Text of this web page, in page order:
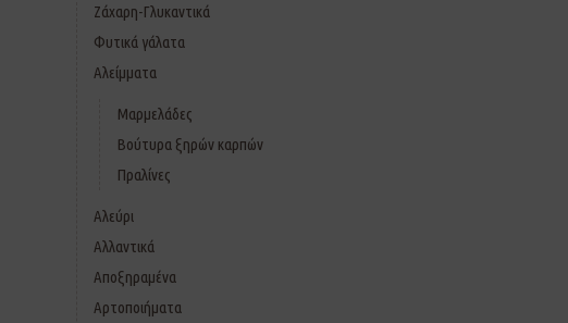
Ζάχαρη-Γλυκαντικά
Φυτικά γάλατα
Αλείμματα
Μαρμελάδες
Βούτυρα ξηρών καρπών
Πραλίνες
Αλεύρι
Αλλαντικά
Αποξηραμένα
Αρτοποιήματα